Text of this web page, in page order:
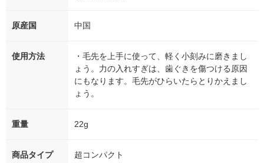
原産国 中国
使用方法
・毛先を上手に使って、軽く小刻みに磨きまし
ょう。力の入れすぎは、歯ぐきを傷つける原因
にもなります。毛先がひらいたらとりかえまし
ょう。
重量 22g
商品タイプ 超コンパクト